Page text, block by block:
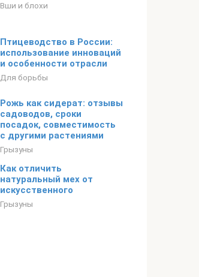
Вши и блохи
Птицеводство в России:
использование инноваций
и особенности отрасли
Для борьбы
Рожь как сидерат: отзывы
садоводов, сроки
посадок, совместимость
с другими растениями
Грызуны
Как отличить
натуральный мех от
искусственного
Грызуны